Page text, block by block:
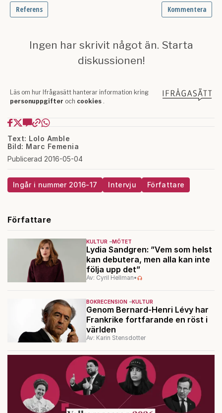
Text: Lolo Amble
Bild: Marc Femenia
Publicerad 2016-05-04
Ingår i nummer 2016-17 Intervju Författare
Författare
KULTUR MÖTET
Lydia Sandgren: ”Vem som helst
kan debutera, men alla kan inte
följa upp det”
Av: Cyril Hellman•
BOKRECENSION KULTUR
Genom Bernard-Henri Lévy har
Frankrike fortfarande en röst i
världen
Av: Karin Stensdotter